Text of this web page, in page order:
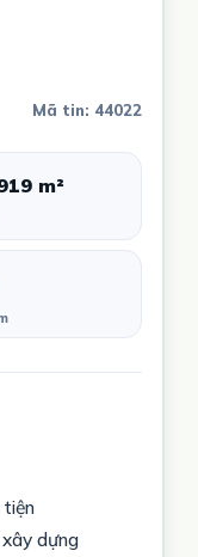
Mã tin: 44022
m²
dựng